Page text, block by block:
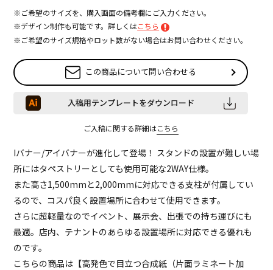
※ご希望のサイズを、購入画面の備考欄にご入力ください。
※デザイン制作も可能です。詳しくはこちら
※ご希望のサイズ規格やロット数がない場合はお問い合わせください。
この商品について問い合わせる
入稿用テンプレートをダウンロード
ご入稿に関する詳細はこちら
Iバナー/アイバナーが進化して登場！ スタンドの設置が難しい場
所にはタペストリーとしても使用可能な2WAY仕様。
また高さ1,500mmと2,000mmに対応できる支柱が付属してい
るので、コスパ良く設置場所に合わせて使用できます。
さらに超軽量なのでイベント、展示会、出張での持ち運びにも
最適。店内、テナントのあらゆる設置場所に対応できる優れも
のです。
こちらの商品は【高発色で目立つ合成紙（片面ラミネート加